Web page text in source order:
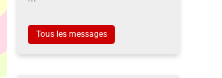
Tous les messages